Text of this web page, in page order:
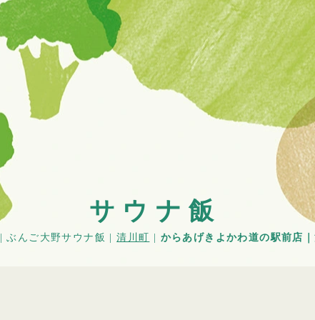
サウナ飯
| ぶんご大野サウナ飯 |清川町 | からあげきよかわ道の駅前店